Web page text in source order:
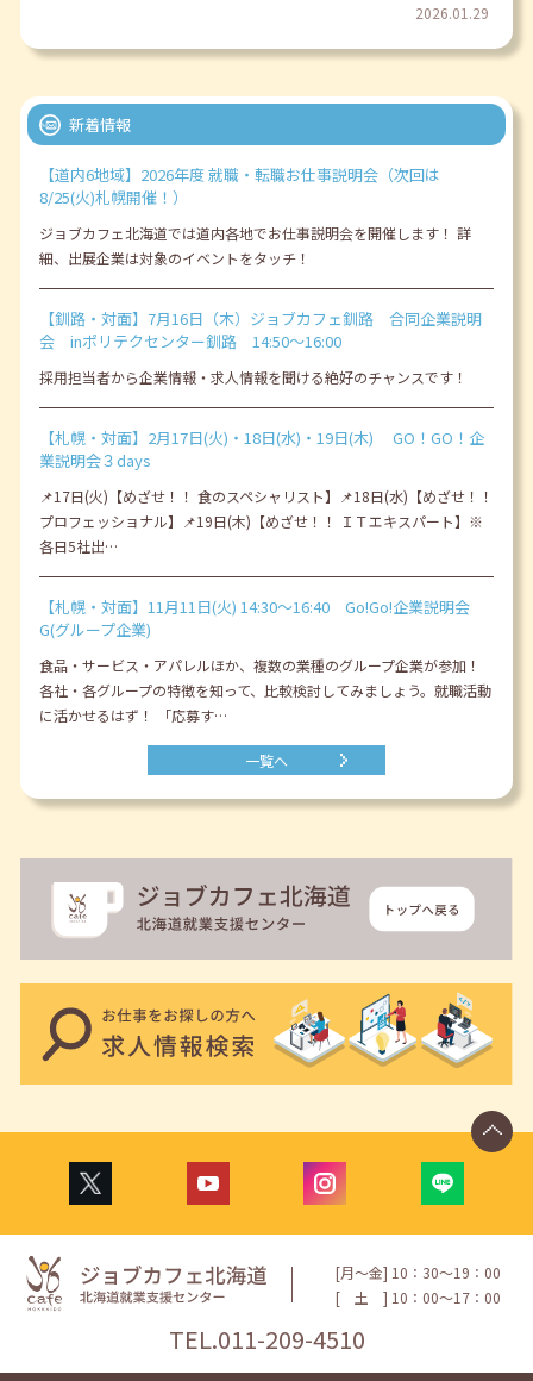
2026.01.29
新着情報
【道内6地域】2026年度 就職・転職お仕事説明会（次回は
8/25(火)札幌開催！）
ジョブカフェ北海道では道内各地でお仕事説明会を開催します！ 詳
細、出展企業は対象のイベントをタッチ！
【釧路・対面】7月16日（木）ジョブカフェ釧路 合同企業説明
会 inポリテクセンター釧路 14:50～16:00
採用担当者から企業情報・求人情報を聞ける絶好のチャンスです！
【札幌・対面】2月17日(火)・18日(水)・19日(木) GO！GO！企
業説明会３days
📌17日(火)【めざせ！！ 食のスペシャリスト】📌18日(水)【めざせ！！
プロフェッショナル】📌19日(木)【めざせ！！ ＩＴエキスパート】※
各日5社出…
【札幌・対面】11月11日(火) 14:30～16:40 Go!Go!企業説明会
G(グループ企業)
食品・サービス・アパレルほか、複数の業種のグループ企業が参加！
各社・各グループの特徴を知って、比較検討してみましょう。就職活動
に活かせるはず！ 「応募す…
一覧へ
[月〜金] 10：30〜19：00
[
土 ] 10：00〜17：00
TEL.011-209-4510